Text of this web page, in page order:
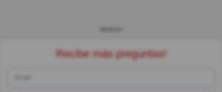
Recibe más preguntas!